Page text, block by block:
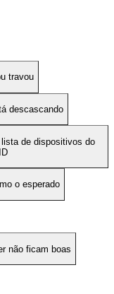
travou
descascando
de dispositivos do
o esperado
não ficam boas